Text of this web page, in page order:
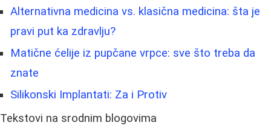
Alternativna medicina vs. klasična medicina: šta je
pravi put ka zdravlju?
Matične ćelije iz pupčane vrpce: sve što treba da
znate
Silikonski Implantati: Za i Protiv
Tekstovi na srodnim blogovima